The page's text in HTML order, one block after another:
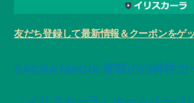
友だち登録して最新情報＆クーポンをゲ
SACRA MAGIA 変容の72神性カ